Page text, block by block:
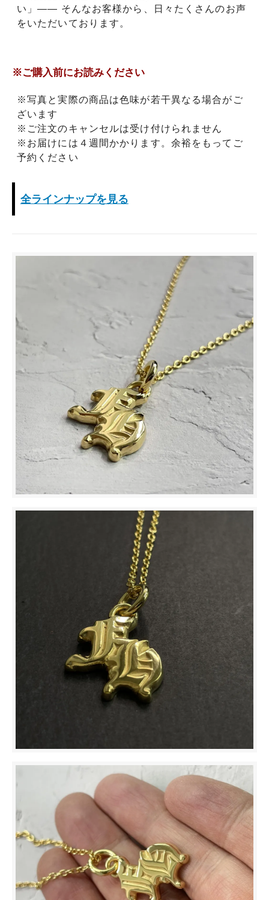
い」―― そんなお客様から、日々たくさんのお声
をいただいております。
※ご購入前にお読みください
※写真と実際の商品は色味が若干異なる場合がご
ざいます
※ご注文のキャンセルは受け付けられません
※お届けには４週間かかります。余裕をもってご
予約ください
全ラインナップを見る